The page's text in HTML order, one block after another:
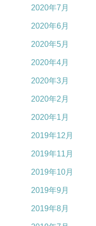
2020年7月
2020年6月
2020年5月
2020年4月
2020年3月
2020年2月
2020年1月
2019年12月
2019年11月
2019年10月
2019年9月
2019年8月